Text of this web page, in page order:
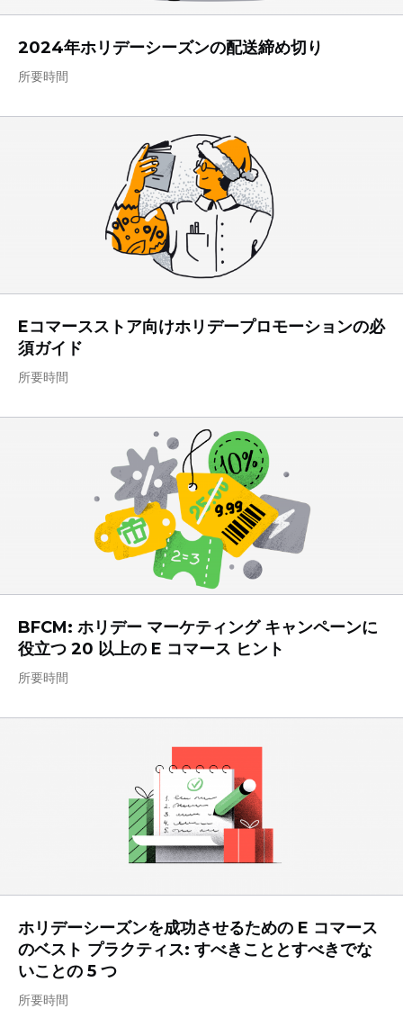
2024年ホリデーシーズンの配送締め切り
所要時間
Eコマースストア向けホリデープロモーションの必
須ガイド
所要時間
BFCM: ホリデー マーケティング キャンペーンに
役立つ 20 以上の E コマース ヒント
所要時間
ホリデーシーズンを成功させるための E コマース
のベスト プラクティス: すべきこととすべきでな
いことの 5 つ
所要時間